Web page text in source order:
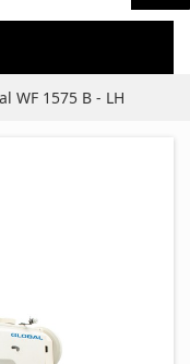
WF 1575 B - LH